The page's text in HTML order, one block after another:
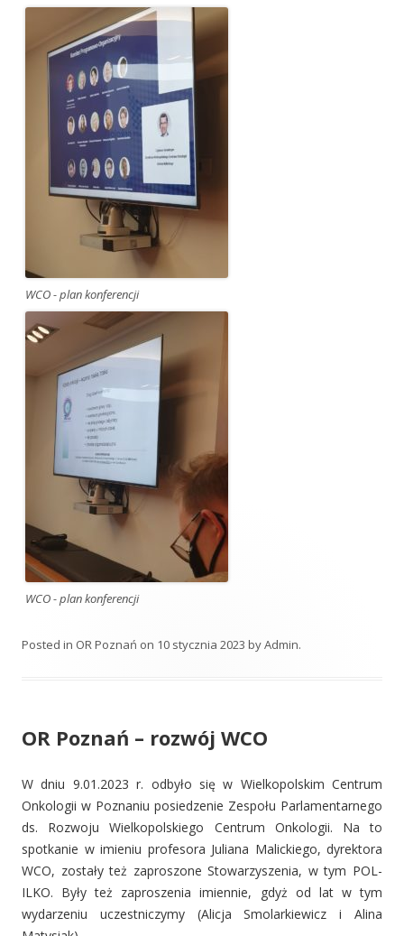
WCO - plan konferencji
WCO - plan konferencji
Posted in OR Poznań on 10 stycznia 2023 byAdmin.
OR Poznań – rozwój WCO
W dniu 9.01.2023 r. odbyło się w Wielkopolskim Centrum
Onkologii w Poznaniu posiedzenie Zespołu Parlamentarnego
ds. Rozwoju Wielkopolskiego Centrum Onkologii. Na to
spotkanie w imieniu profesora Juliana Malickiego, dyrektora
WCO, zostały też zaproszone Stowarzyszenia, w tym POL-
ILKO. Były też zaproszenia imiennie, gdyż od lat w tym
wydarzeniu uczestniczymy (Alicja Smolarkiewicz i Alina